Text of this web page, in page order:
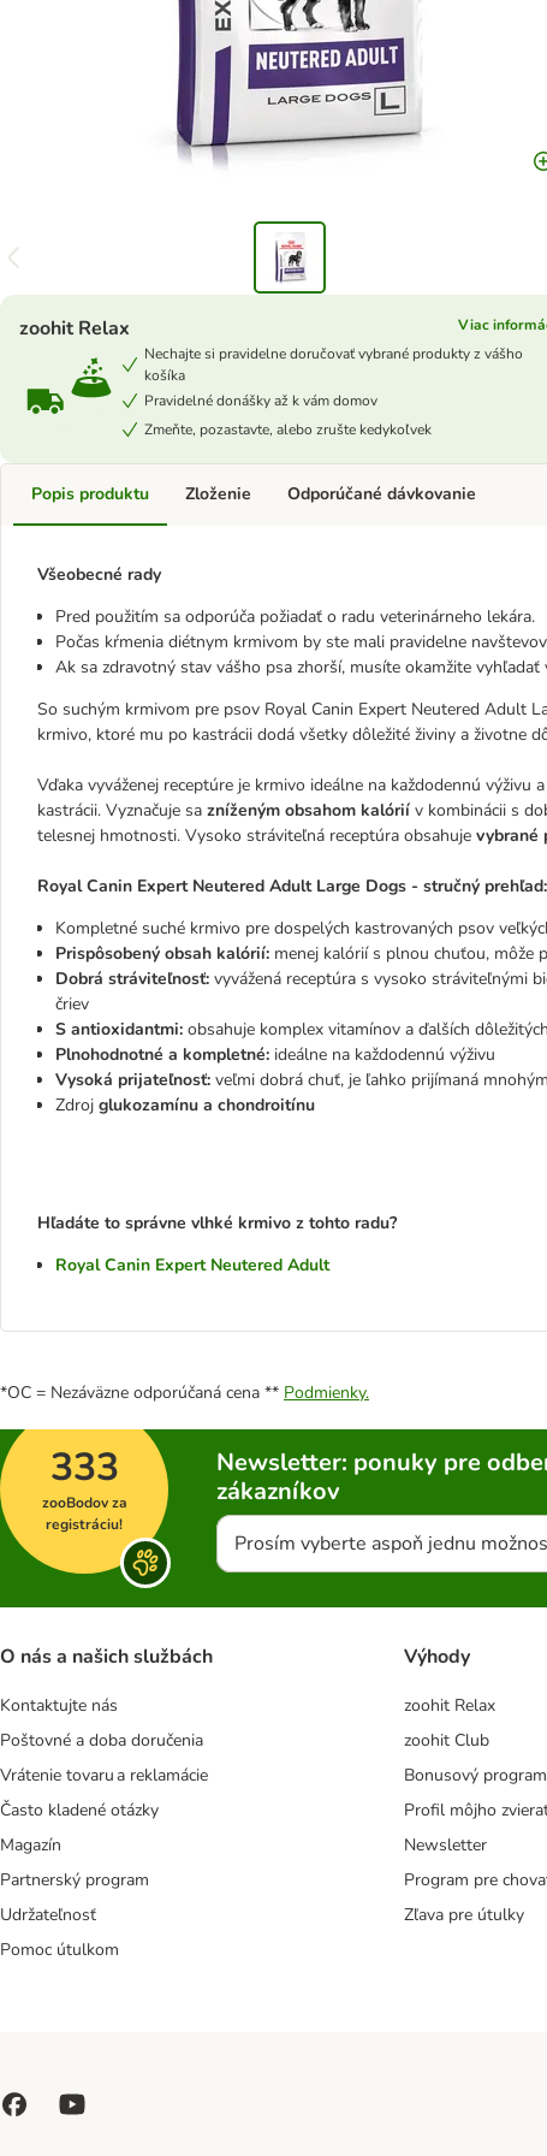
zoohit Relax
Viac
Nechajte si pravidelne doručovať vybrané produkty z vášho
košíka
Pravidelné donášky až k vám domov
Zmeňte, pozastavte, alebo zrušte kedykoľvek
Popis produktu
Všeobecné rady
Pred použitím sa odporúča požiadať o radu veterinárneho lekára.
Počas kŕmenia diétnym krmivom by ste mali pravidelne
Ak sa zdravotný stav vášho psa zhorší, musíte okamžite vyhľadať
So suchým krmivom pre psov Royal Canin Expert Neutered Adult
krmivo, ktoré mu po kastrácii dodá všetky dôležité živiny a životne
Vďaka vyváženej receptúre je krmivo ideálne na každodennú
kastrácii. Vyznačuje sa zníženým obsahom kalórií v kombinácii s
telesnej hmotnosti. Vysoko stráviteľná receptúra obsahuje vybrané
Royal Canin Expert Neutered Adult Large Dogs - stručný prehľad:
Kompletné suché krmivo pre dospelých kastrovaných psov
Prispôsobený obsah kalórií: menej kalórií s plnou chuťou, môže
Dobrá stráviteľnosť: vyvážená receptúra s vysoko stráviteľnými
čriev
S antioxidantmi: obsahuje komplex vitamínov a ďalších
Plnohodnotné a kompletné: ideálne na každodennú výživu
Vysoká prijateľnosť: veľmi dobrá chuť, je ľahko prijímaná
Zdroj glukozamínu a chondroitínu
Hľadáte to správne vlhké krmivo z tohto radu?
Royal Canin Expert Neutered Adult
Zloženie Odporúčané dávkovanie
*OC = Nezáväzne odporúčaná cena ** Podmienky.
333
zooBodov za
registráciu!
Newsletter: ponuky pre
zákazníkov
Prosím vyberte aspoň jednu
O nás a našich službách
Kontaktujte nás
Poštovné a doba doručenia
Vrátenie tovaru a reklamácie
Často kladené otázky
Magazín
Partnerský program
Udržateľnosť
Pomoc útulkom
Výhody
zoohit Relax
zoohit Club
Bonusový program
Profil môjho
Newsletter
Program pre
Zľava pre útulky